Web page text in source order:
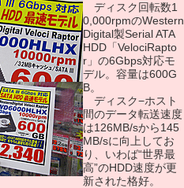
ディスク回転数1
0,000rpmのWestern
Digital製Serial ATA
HDD「VelociRapto
r」の6Gbps対応モ
デル。容量は600G
B。
ディスク−ホスト
間のデータ転送速度
は126MB/sから145
MB/sに向上してお
り、いわば“世界最
高”のHDD速度が更
新された格好。